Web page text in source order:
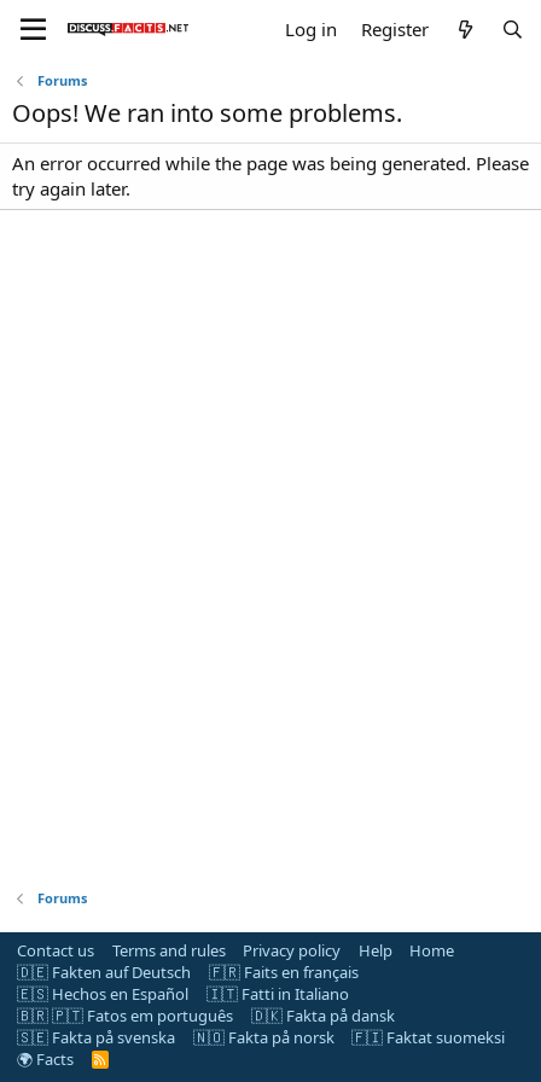
Log in Register
Forums
Oops! We ran into some problems.
An error occurred while the page was being generated. Please
try again later.
Forums
Contact us Terms and rules Privacy policy Help
Home
🇩🇪 Fakten auf Deutsch
🇫🇷 Faits en français
🇪🇸 Hechos en Español
🇮🇹 Fatti in Italiano
🇧🇷 🇵🇹 Fatos em português
🇩🇰 Fakta på dansk
🇸🇪 Fakta på svenska
🇳🇴 Fakta på norsk
🇫🇮 Faktat suomeksi
🌍 Facts
R